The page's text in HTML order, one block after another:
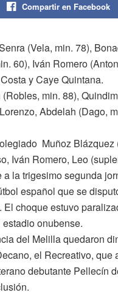
Compartir en Facebook
(Vela, min. 78),
60), Iván Romero
y Caye Quintana.
min. 88),
Abdelah (Dago,
Muñoz Blázquez
Iván Romero, Leo
la trigesimo segunda
español que se
choque estuvo
onubense.
del Melilla quedaron
el Recreativo,
debutante Pellecín